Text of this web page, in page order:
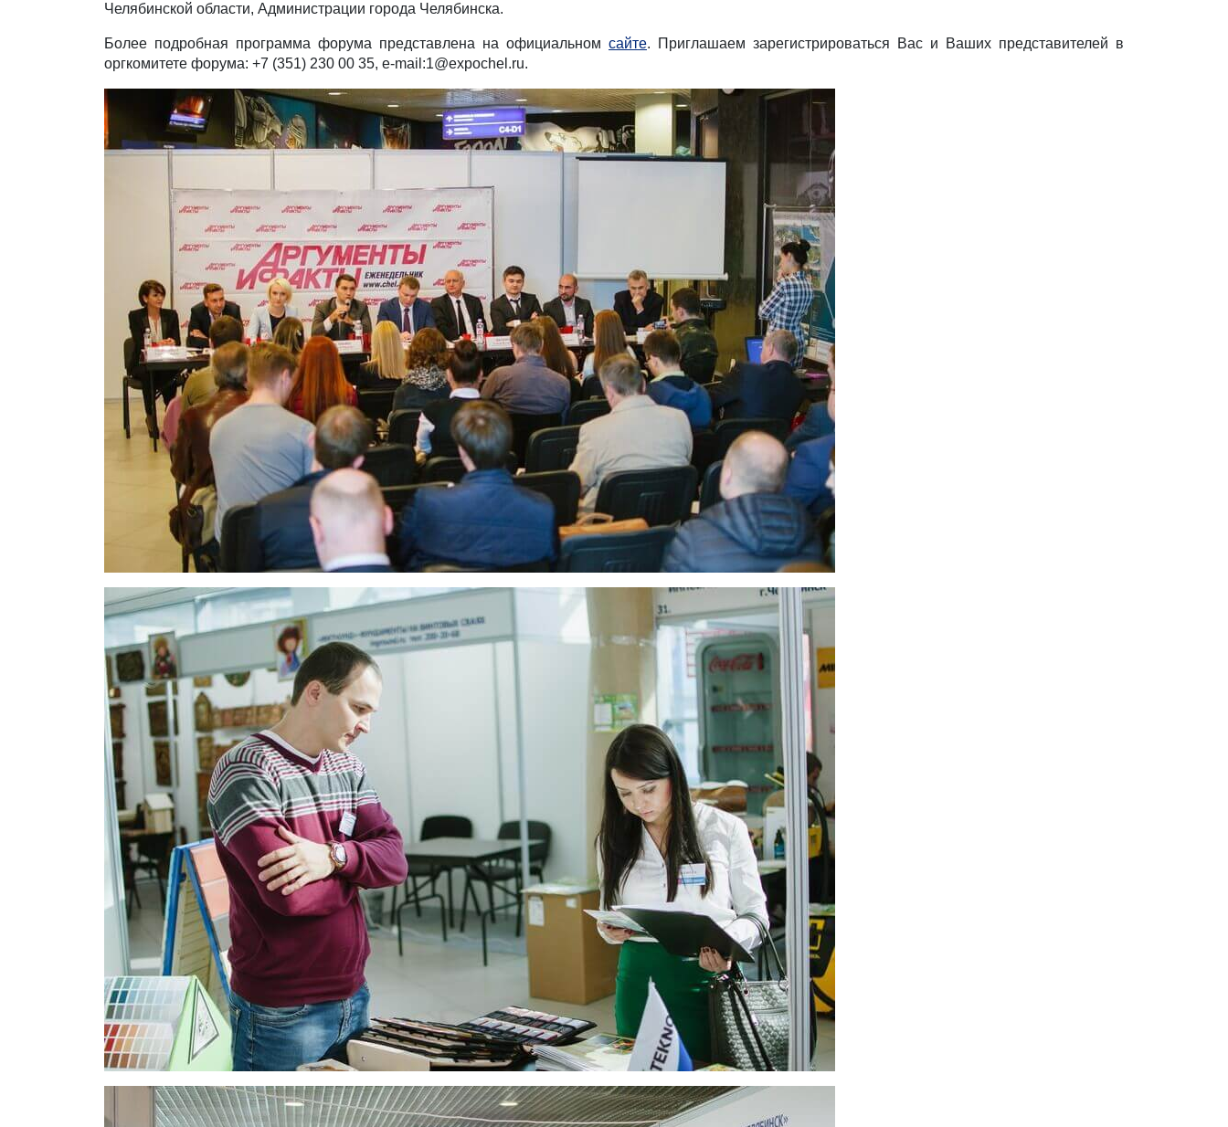
Челябинской области, Администрации города Челябинска.
Более подробная программа форума представлена на официальном сайте. Приглашаем зарегистрироваться Вас и Ваших представителей в
оргкомитете форума: +7 (351) 230 00 35, e-mail:1@expochel.ru.